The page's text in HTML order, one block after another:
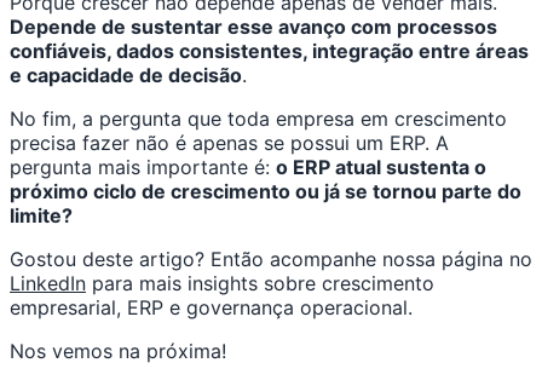
Depende de sustentar esse avanço com processos
confiáveis, dados consistentes, integração entre áreas
e capacidade de decisão.
No fim, a pergunta que toda empresa em crescimento
precisa fazer não é apenas se possui um ERP. A
pergunta mais importante é: o ERP atual sustenta o
próximo ciclo de crescimento ou já se tornou parte do
limite?
Gostou deste artigo? Então acompanhe nossa página no
LinkedIn para mais insights sobre crescimento
empresarial, ERP e governança operacional.
Nos vemos na próxima!